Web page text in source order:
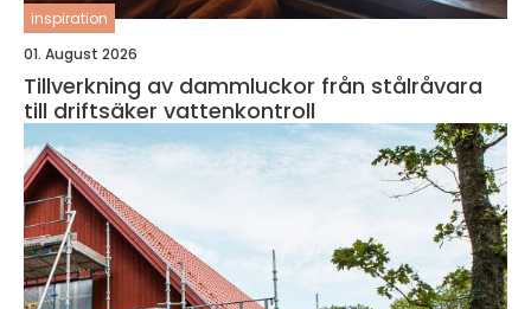
inspiration
01. August 2026
Tillverkning av dammluckor från stålråvara
till driftsäker vattenkontroll